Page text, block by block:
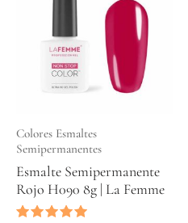
Colores Esmaltes
Semipermanentes
Esmalte Semipermanente
Rojo H090 8g | La Femme